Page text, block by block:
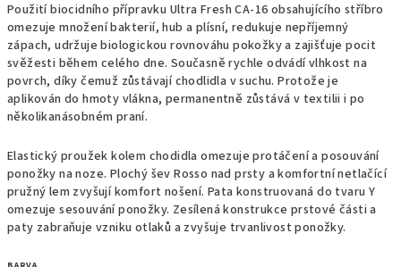
Použití biocidního přípravku Ultra Fresh CA-16 obsahujícího stříbro
omezuje množení bakterií, hub a plísní, redukuje nepříjemný
zápach, udržuje biologickou rovnováhu pokožky a zajišťuje pocit
svěžesti během celého dne. Současně rychle odvádí vlhkost na
povrch, díky čemuž zůstávají chodlidla v suchu. Protože je
aplikován do hmoty vlákna, permanentně zůstává v textilii i po
několikanásobném praní.
Elastický proužek kolem chodidla omezuje protáčení a posouvání
ponožky na noze. Plochý šev Rosso nad prsty a komfortní netlačící
pružný lem zvyšují komfort nošení. Pata konstruovaná do tvaru Y
omezuje sesouvání ponožky. Zesílená konstrukce prstové části a
paty zabraňuje vzniku otlaků a zvyšuje trvanlivost ponožky.